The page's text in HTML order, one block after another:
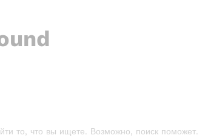
то, что вы ищете. Возможно, поиск поможет.